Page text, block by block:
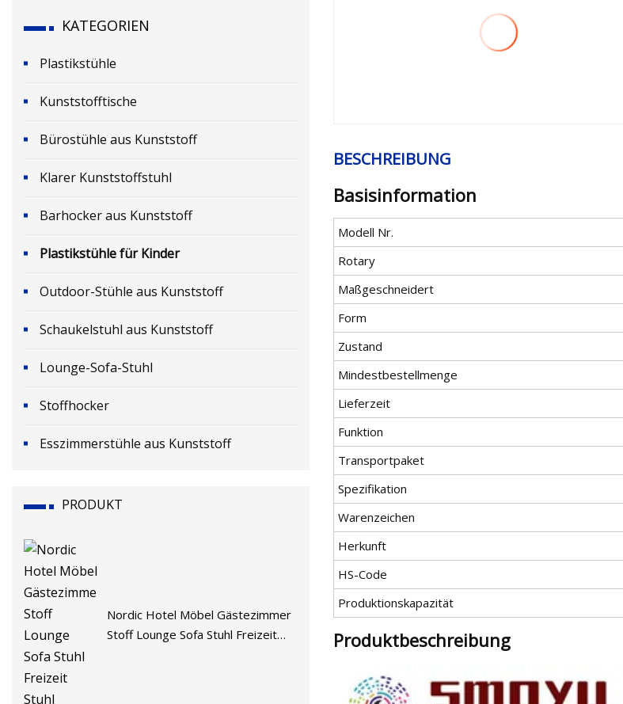
KATEGORIEN
Plastikstühle
Kunststofftische
Bürostühle aus Kunststoff
Klarer Kunststoffstuhl
Barhocker aus Kunststoff
Plastikstühle für Kinder
Outdoor-Stühle aus Kunststoff
Schaukelstuhl aus Kunststoff
Lounge-Sofa-Stuhl
Stoffhocker
Esszimmerstühle aus Kunststoff
PRODUKT
Nordic Hotel Möbel Gästezimmer
Stoff Lounge Sofa Stuhl Freizeit
BESCHREIBUNG
Basisinformation
Modell Nr.
Rotary
Maßgeschneidert
Form
Zustand
Mindestbestellmenge
Lieferzeit
Funktion
Transportpaket
Spezifikation
Warenzeichen
Herkunft
HS-Code
Produktionskapazität
Produktbeschreibung